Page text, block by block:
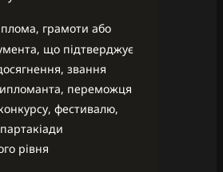
грамоти або
що підтверджує
звання
переможця
фестивалю,
рівня